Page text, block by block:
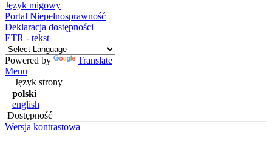
Język migowy
Portal Niepełnosprawność
Deklaracja dostępności
ETR - tekst
Powered by
Translate
Menu
Język strony
polski
english
Dostępność
Wersja kontrastowa